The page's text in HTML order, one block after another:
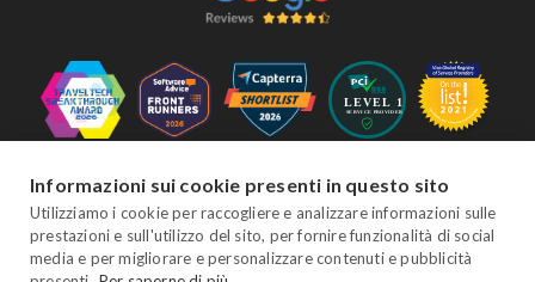
Seguici
FacebookTwitter LinkedIn
Informazioni sui cookie presenti in questo sito
Utilizziamo i cookie per raccogliere e analizzare informazioni sulle
prestazioni e sull'utilizzo del sito, per fornire funzionalità di social
media e per migliorare e personalizzare contenuti e pubblicità